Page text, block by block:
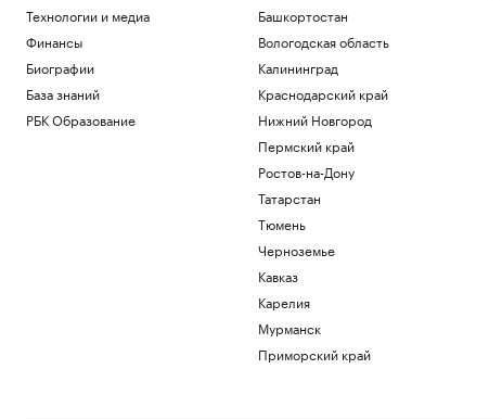
Технологии и медиа
Финансы
Биографии
База знаний
РБК Образование
Башкортостан
Вологодская область
Калининград
Краснодарский край
Нижний Новгород
Пермский край
Ростов-на-Дону
Татарстан
Тюмень
Черноземье
Кавказ
Карелия
Мурманск
Приморский край